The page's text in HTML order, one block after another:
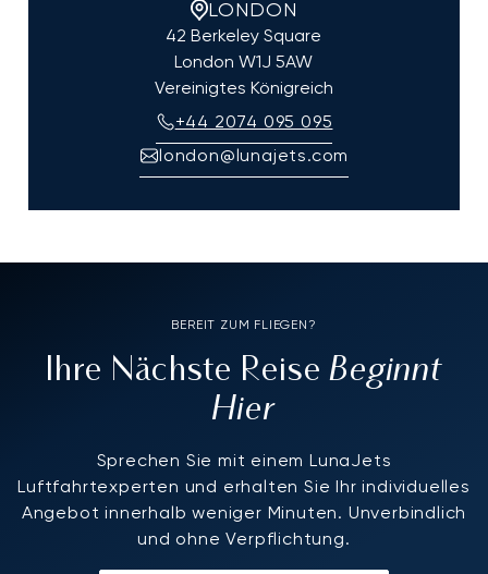
LONDON
42 Berkeley Square
London W1J 5AW
Vereinigtes Königreich
+44 2074 095 095
london@lunajets.com
BEREIT ZUM FLIEGEN?
Ihre Nächste ReiseBeginnt
Hier
Sprechen Sie mit einem LunaJets
Luftfahrtexperten und erhalten Sie Ihr individuelles
Angebot innerhalb weniger Minuten. Unverbindlich
und ohne Verpflichtung.